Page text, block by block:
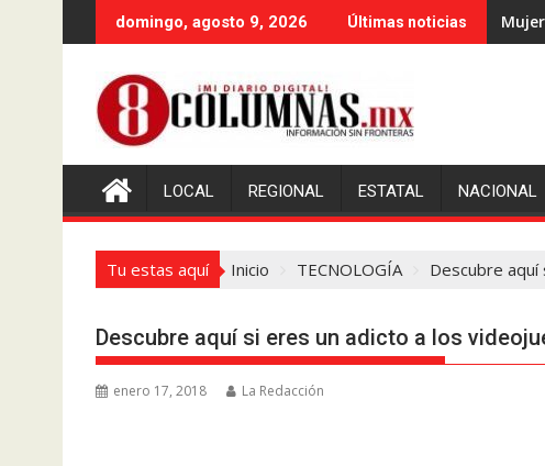
al
domingo, agosto 9, 2026 Últimas noticias
LOCAL REGIONAL ESTATAL NACIONAL
Tu estas aquí Inicio TECNOLOGÍA Descubre
Descubre aquí si eres un adicto a los
enero 17, 2018 La Redacción